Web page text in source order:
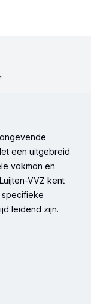
een uitgebreid
vakman en
VVZ kent
leidend zijn.